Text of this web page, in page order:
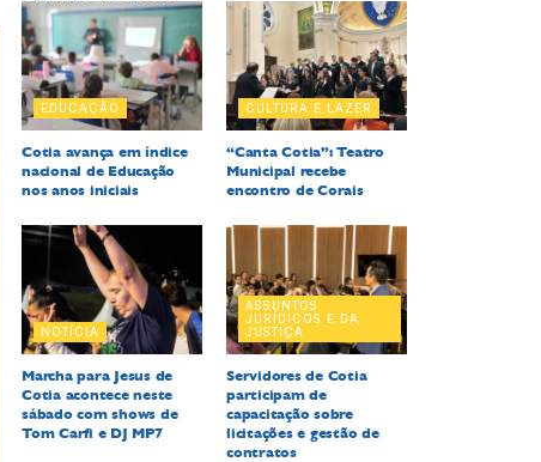
EDUCAÇÃO
Cotia avança em índice
nacional de Educação
nos anos iniciais
CULTURA E LAZER
“Canta Cotia”: Teatro
Municipal recebe
encontro de Corais
NOTÍCIA
Marcha para Jesus de
Cotia acontece neste
sábado com shows de
Tom Carfi e DJ MP7
ASSUNTOS
JURÍDICOS E DA
JUSTIÇA
Servidores de Cotia
participam de
capacitação sobre
licitações e gestão de
contratos